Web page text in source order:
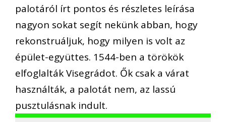
palotáról írt pontos és részletes leírása
nagyon sokat segít nekünk abban, hogy
rekonstruáljuk, hogy milyen is volt az
épület-együttes. 1544-ben a törökök
elfoglalták Visegrádot. Ők csak a várat
használták, a palotát nem, az lassú
pusztulásnak indult.